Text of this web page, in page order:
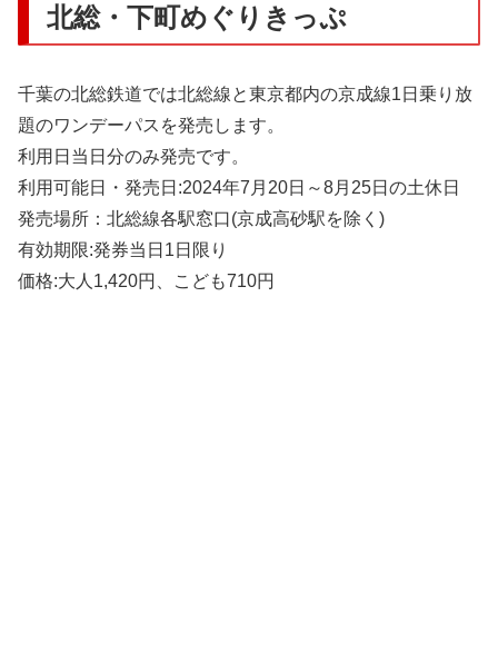
北総・下町めぐりきっぷ
千葉の北総鉄道では北総線と東京都内の京成線1日乗り放
題のワンデーパスを発売します。
利用日当日分のみ発売です。
利用可能日・発売日:2024年7月20日～8月25日の土休日
発売場所：北総線各駅窓口(京成高砂駅を除く)
有効期限:発券当日1日限り
価格:大人1,420円、こども710円